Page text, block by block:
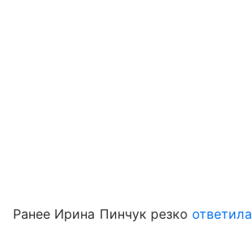
Ранее Ирина Пинчук резкоответила